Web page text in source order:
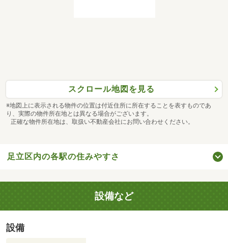
スクロール地図を見る
※地図上に表示される物件の位置は付近住所に所在することを表すものであ
り、実際の物件所在地とは異なる場合がございます。
正確な物件所在地は、取扱い不動産会社にお問い合わせください。
足立区内の各駅の住みやすさ
設備など
設備